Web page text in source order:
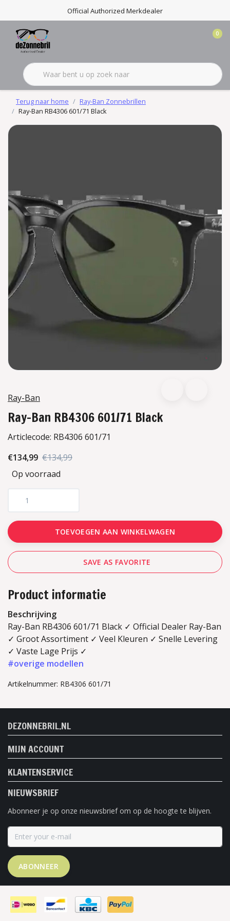
Official Authorized Merkdealer
0
Terug naar home
Ray-Ban Zonnebrillen
Ray-Ban RB4306 601/71 Black
Ray-Ban
Ray-Ban RB4306 601/71 Black
Articlecode: RB4306 601/71
€134,99 €134,99
Op voorraad
TOEVOEGEN AAN WINKELWAGEN
SAVE AS FAVORITE
Product informatie
Beschrijving
Ray-Ban RB4306 601/71 Black ✓ Official Dealer Ray-Ban
✓ Groot Assortiment ✓ Veel Kleuren ✓ Snelle Levering
✓ Vaste Lage Prijs ✓
#overige modellen
Artikelnummer: RB4306 601/71
DEZONNEBRIL.NL
MIJN ACCOUNT
KLANTENSERVICE
NIEUWSBRIEF
Abonneer je op onze nieuwsbrief om op de hoogte te blijven.
ABONNEER